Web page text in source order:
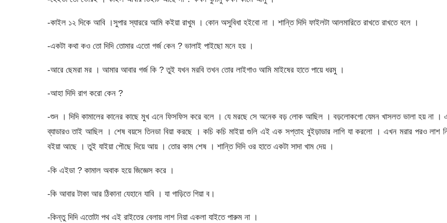
-কাইল ১২ দিকে আবি ।সুপার স্যাররে আমি কইয়া রাখুম । কোন অসুবিধা হইবো না । শান্তি দিদি ফাইলটা আলমারিতে রাখতে রাখতে বলে ।
-একটা কথা কও তো দিদি তোমার এতো গর্জ কেন ? ভালাই পাইছো মনে হয় ।
-আরে ছেমরা মর । আমার আবার গর্জ কি ? তুই যখন মরবি তখন তোর লাইগাও আমি মাইষের হাতে পায়ে ধরমু ।
-আহা দিদি রাগ করো কেন ?
-শুন । দিদি কামালের কানের কাছে মুখ এনে ফিসফিস করে বলে । যে মরছে সে অনেক বড় লোক আছিল । বড়লোকগো যেমন খাসলত ভালা হয় না ।
ব্যাডারও তাই আছিল । শেষ বয়সে তিনডা বিয়া করছে । কচি কচি মাইয়া গুলি এই এক সপ্তাহ বুইড়াডার লাগি যা করলো । এখন মরার পরও লাশ
বইয়া আছে । তুই যাইয়া পৌছে দিয়ে আয় । তোর কাম শেষ । শান্তি দিদি ওর হাতে একটা সাদা খাম দেয় ।
-কি এইডা ? কামাল অবাক হয়ে জিজ্ঞেস করে ।
-কি আবার টাকা আর ঠিকানা যেহানে যাবি । যা গাড়িতে গিয়া ব।
-কিন্তু দিদি এতোটা পথ এই রাইতের বেলায় লাশ নিয়া একলা যাইতে পারুম না ।